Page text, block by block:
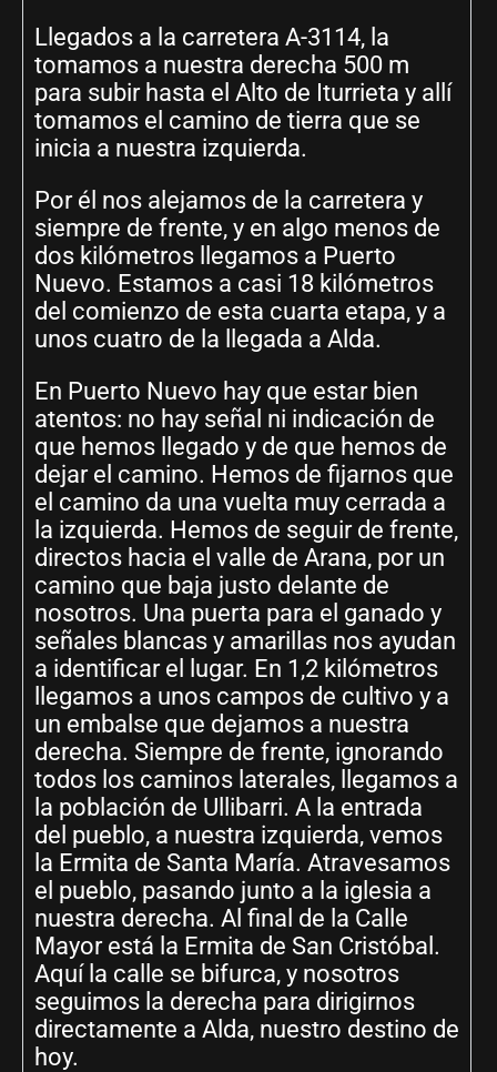
Llegados a la carretera A-3114, la
tomamos a nuestra derecha 500 m
para subir hasta el Alto de Iturrieta y allí
tomamos el camino de tierra que se
inicia a nuestra izquierda.
Por él nos alejamos de la carretera y
siempre de frente, y en algo menos de
dos kilómetros llegamos a Puerto
Nuevo. Estamos a casi 18 kilómetros
del comienzo de esta cuarta etapa, y a
unos cuatro de la llegada a Alda.
En Puerto Nuevo hay que estar bien
atentos: no hay señal ni indicación de
que hemos llegado y de que hemos de
dejar el camino. Hemos de fijarnos que
el camino da una vuelta muy cerrada a
la izquierda. Hemos de seguir de frente,
directos hacia el valle de Arana, por un
camino que baja justo delante de
nosotros. Una puerta para el ganado y
señales blancas y amarillas nos ayudan
a identificar el lugar. En 1,2 kilómetros
llegamos a unos campos de cultivo y a
un embalse que dejamos a nuestra
derecha. Siempre de frente, ignorando
todos los caminos laterales, llegamos a
la población de Ullibarri. A la entrada
del pueblo, a nuestra izquierda, vemos
la Ermita de Santa María. Atravesamos
el pueblo, pasando junto a la iglesia a
nuestra derecha. Al final de la Calle
Mayor está la Ermita de San Cristóbal.
Aquí la calle se bifurca, y nosotros
seguimos la derecha para dirigirnos
directamente a Alda, nuestro destino de
hoy.